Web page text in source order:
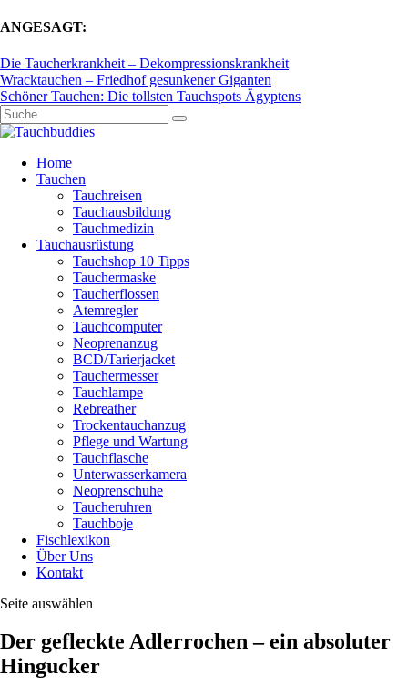
ANGESAGT:
Die Taucherkrankheit – Dekompressionskrankheit
Wracktauchen – Friedhof gesunkener Giganten
Schöner Tauchen: Die tollsten Tauchspots Ägyptens
Home
Tauchen
Tauchreisen
Tauchausbildung
Tauchmedizin
Tauchausrüstung
Tauchshop 10 Tipps
Tauchermaske
Taucherflossen
Atemregler
Tauchcomputer
Neoprenanzug
BCD/Tarierjacket
Tauchermesser
Tauchlampe
Rebreather
Trockentauchanzug
Pflege und Wartung
Tauchflasche
Unterwasserkamera
Neoprenschuhe
Taucheruhren
Tauchboje
Fischlexikon
Über Uns
Kontakt
Seite auswählen
Der gefleckte Adlerrochen – ein absoluter
Hingucker